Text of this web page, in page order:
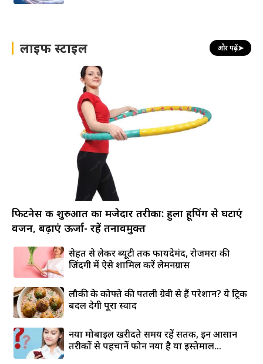
लाइफ स्टाइल और पढ़ें➤
फिटनेस की शुरुआत का मजेदार तरीका: हुला हूपिंग से घटाएं
वजन, बढ़ाएं ऊर्जा- रहें तनावमुक्त
सेहत से लेकर ब्यूटी तक फायदेमंद, रोजमर्रा की
जिंदगी में ऐसे शामिल करें लेमनग्रास
लौकी के कोफ्ते की पतली ग्रेवी से हैं परेशान? ये ट्रिक
बदल देगी पूरा स्वाद
नया मोबाइल खरीदते समय रहें सतर्क, इन आसान
तरीकों से पहचानें फोन नया है या इस्तेमाल...